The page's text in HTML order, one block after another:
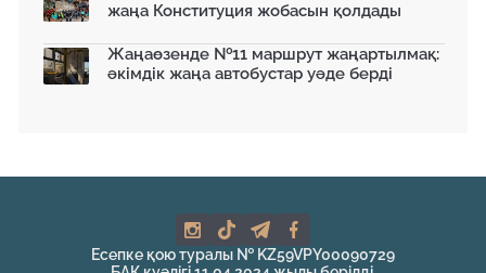
жаңа Конституция жобасын қолдады
Жаңаөзенде №11 маршрут жаңартылмақ:
әкімдік жаңа автобустар уәде берді
Есепке қою туралы № KZ59VPY00090729